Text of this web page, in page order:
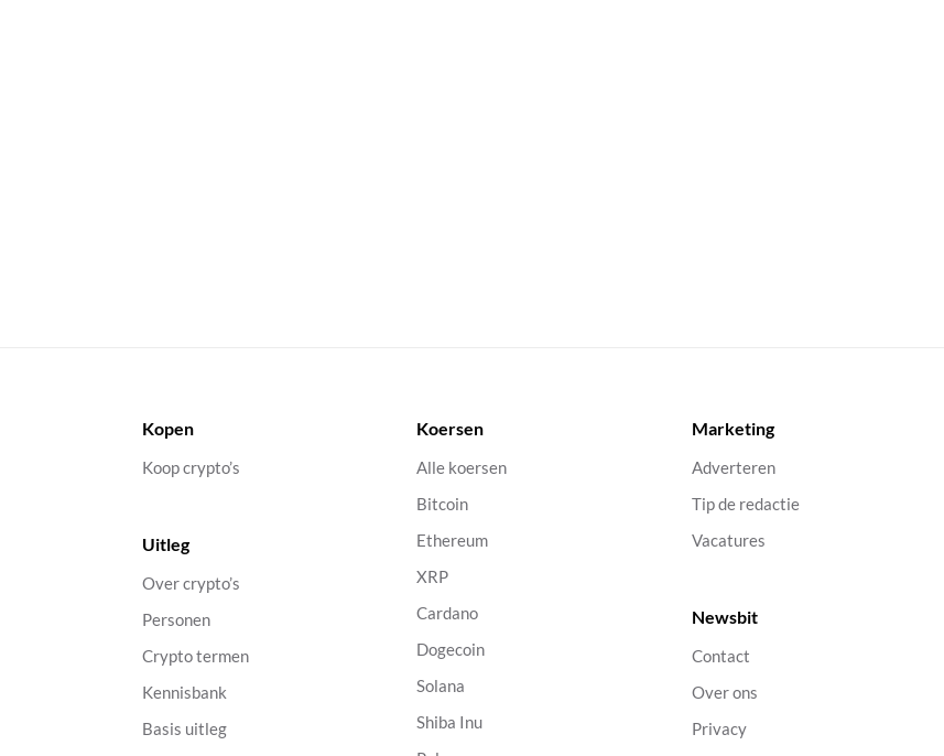
Kopen
Koop crypto’s
Uitleg
Over crypto’s
Personen
Crypto termen
Kennisbank
Basis uitleg
Koersen
Alle koersen
Bitcoin
Ethereum
XRP
Cardano
Dogecoin
Solana
Shiba Inu
Marketing
Adverteren
Tip de redactie
Vacatures
Newsbit
Contact
Over ons
Privacy